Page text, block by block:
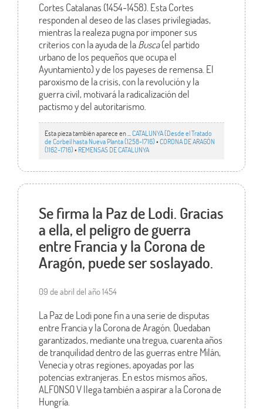
Cortes Catalanas (1454-1458). Esta Cortes
responden al deseo de las clases privilegiadas,
mientras la realeza pugna por imponer sus
criterios con la ayuda de laBusca(el partido
urbano de los pequeños que ocupa el
Ayuntamiento) y de los payeses de remensa. El
paroxismo de la crisis, con la revolución y la
guerra civil, motivará la radicalización del
pactismo y del autoritarismo.
Esta pieza también aparece en ... CATALUNYA (Desde el Tratado
de Corbeil hasta Nueva Planta (1258-1716)•CORONA DE ARAGÓN
(1162-1716)• REMENSAS DE CATALUNYA
Se firma la Paz de Lodi. Gracias
a ella, el peligro de guerra
entre Francia y la Corona de
Aragón, puede ser soslayado.
09 de abril del año 1454
La Paz de Lodi pone fin a una serie de disputas
entre Francia y la Corona de Aragón. Quedaban
garantizados, mediante una tregua, cuarenta años
de tranquilidad dentro de las guerras entre Milán,
Venecia y otras regiones, apoyadas por las
potencias extranjeras. En estos mismos años,
ALFONSO V llega también a aspirar a la Corona de
Hungría.